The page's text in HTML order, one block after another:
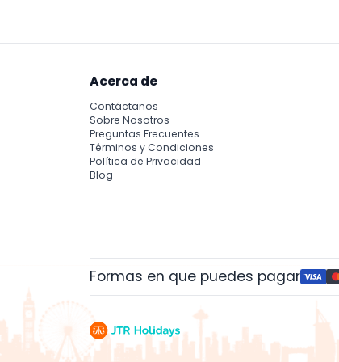
Acerca de
Contáctanos
Sobre Nosotros
Preguntas Frecuentes
Términos y Condiciones
Política de Privacidad
Blog
Formas en que puedes pagar